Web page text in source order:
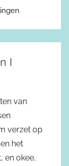
I
van
verzet op
het
en okee,